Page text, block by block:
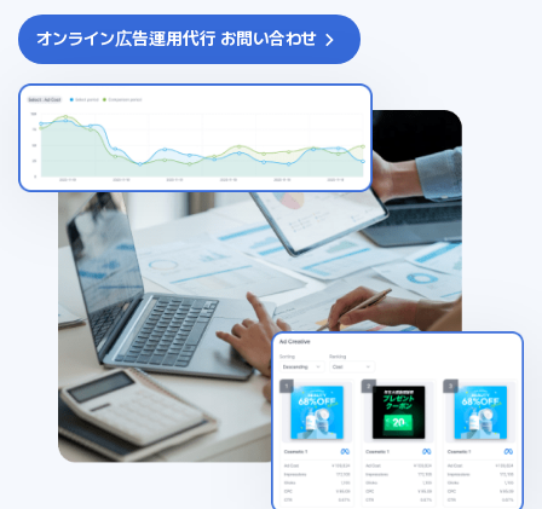
オンライン広告運用代行 お問い合わせ